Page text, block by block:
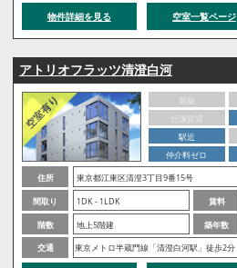
物件詳細を見る 空室一覧ページ
アトリオフラッツ清澄白河
新築
分譲賃貸
駅近
仲介料ゼロ
住所
東京都江東区清澄3丁目9番15号
間取り
1DK - 1LDK 賃料
階数
地上5階建 築年数
交通
東京メトロ半蔵門線「清澄白河駅」徒歩2分